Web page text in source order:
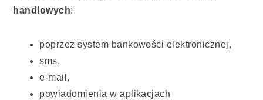
handlowych:
poprzez system bankowości elektronicznej,
sms,
e-mail,
powiadomienia w aplikacjach